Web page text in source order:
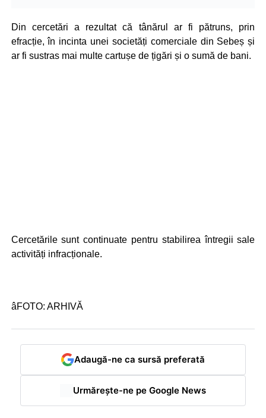
Din cercetări a rezultat că tânărul ar fi pătruns, prin
efracție, în incinta unei societăți comerciale din Sebeș și
ar fi sustras mai multe cartușe de țigări și o sumă de bani.
Cercetările sunt continuate pentru stabilirea întregii sale
activități infracționale.
âFOTO: ARHIVĂ
Adaugă-ne ca sursă preferată
Urmărește-ne pe Google News